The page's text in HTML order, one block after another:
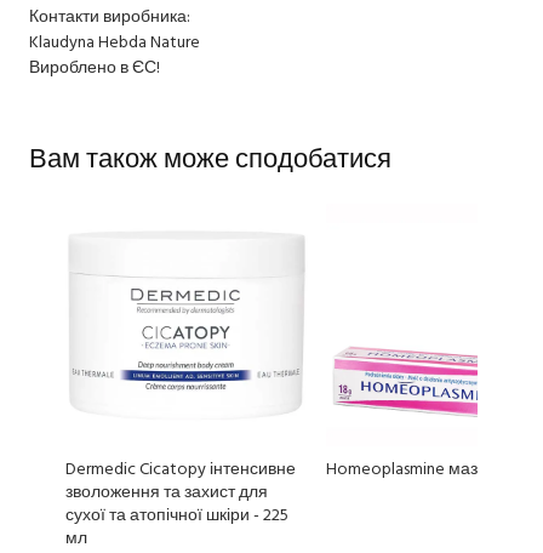
Контакти виробника:
Klaudyna Hebda Nature
Вироблено в ЄС!
Вам також може сподобатися
Dermedic Cicatopy інтенсивне
зволоження та захист для
сухої та атопічної шкіри - 225
мл
Homeoplasmine мазь - 18 г